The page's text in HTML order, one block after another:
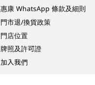
惠康 WhatsApp 條款及細則
門市退/換貨政策
門店位置
牌照及許可證
加入我們